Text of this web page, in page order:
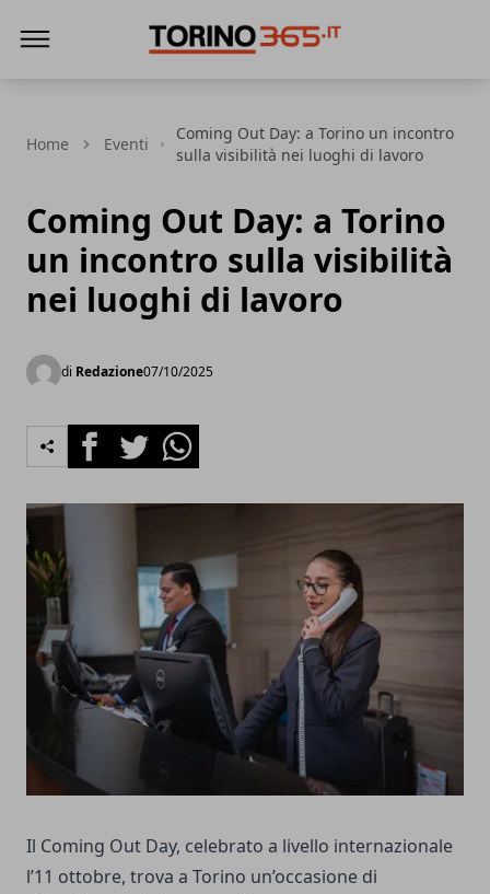
Home Eventi
Coming Out Day: a Torino un incontro
sulla visibilità nei luoghi di lavoro
Coming Out Day: a Torino
un incontro sulla visibilità
nei luoghi di lavoro
di Redazione07/10/2025
FacebookTwitterWhatsapp
Il Coming Out Day, celebrato a livello internazionale
l’11 ottobre, trova a Torino un’occasione di